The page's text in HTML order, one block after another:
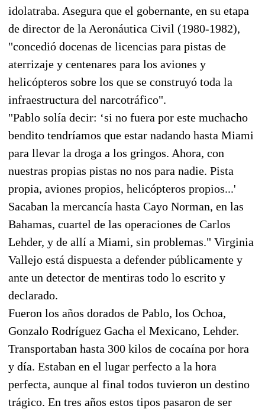
idolatraba. Asegura que el gobernante, en su etapa
de director de la Aeronáutica Civil (1980-1982),
"concedió docenas de licencias para pistas de
aterrizaje y centenares para los aviones y
helicópteros sobre los que se construyó toda la
infraestructura del narcotráfico".
"Pablo solía decir: ‘si no fuera por este muchacho
bendito tendríamos que estar nadando hasta Miami
para llevar la droga a los gringos. Ahora, con
nuestras propias pistas no nos para nadie. Pista
propia, aviones propios, helicópteros propios...'
Sacaban la mercancía hasta Cayo Norman, en las
Bahamas, cuartel de las operaciones de Carlos
Lehder, y de allí a Miami, sin problemas." Virginia
Vallejo está dispuesta a defender públicamente y
ante un detector de mentiras todo lo escrito y
declarado.
Fueron los años dorados de Pablo, los Ochoa,
Gonzalo Rodríguez Gacha el Mexicano, Lehder.
Transportaban hasta 300 kilos de cocaína por hora
y día. Estaban en el lugar perfecto a la hora
perfecta, aunque al final todos tuvieron un destino
trágico. En tres años estos tipos pasaron de ser